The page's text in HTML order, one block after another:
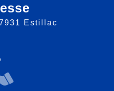
Estillac